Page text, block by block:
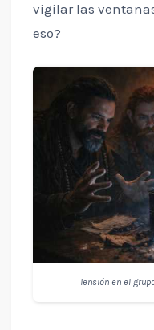
vigilar las
eso?
Tensión en el